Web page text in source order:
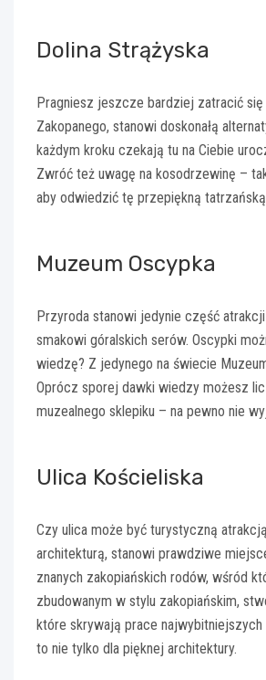
Dolina Strążyska
Pragniesz jeszcze bardziej zatracić się
Zakopanego, stanowi doskonałą
każdym kroku czekają tu na Ciebie
Zwróć też uwagę na kosodrzewinę –
aby odwiedzić tę przepiękną
Muzeum Oscypka
Przyroda stanowi jedynie część
smakowi góralskich serów. Oscypki
wiedzę? Z jedynego na świecie
Oprócz sporej dawki wiedzy możesz
muzealnego sklepiku – na pewno nie
Ulica Kościeliska
Czy ulica może być turystyczną
architekturą, stanowi prawdziwe
znanych zakopiańskich rodów, wśród
zbudowanym w stylu zakopiańskim,
które skrywają prace
to nie tylko dla pięknej architektury.